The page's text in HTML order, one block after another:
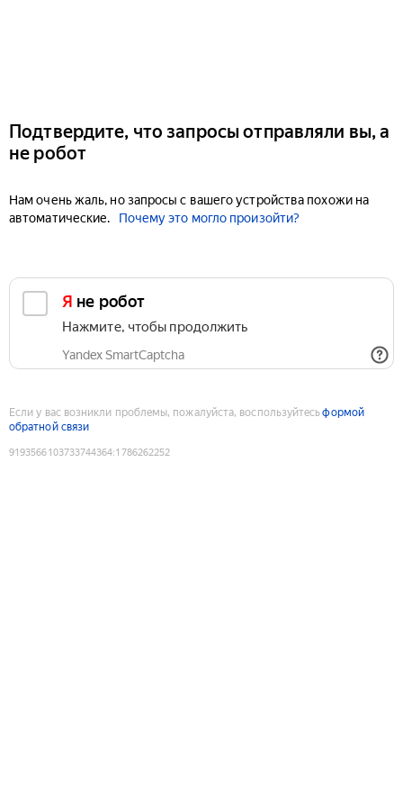
Подтвердите, что запросы отправляли вы, а
не робот
Нам очень жаль, но запросы с вашего устройства похожи на
автоматические.
Почему это могло произойти?
Я не робот
Нажмите, чтобы продолжить
Yandex SmartCaptcha
Если у вас возникли проблемы, пожалуйста, воспользуйтесьформой
обратной связи
9193566103733744364:1786262252